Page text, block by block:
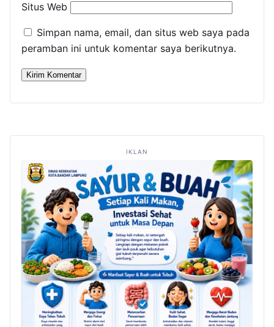
Situs Web
Simpan nama, email, dan situs web saya pada
peramban ini untuk komentar saya berikutnya.
IKLAN